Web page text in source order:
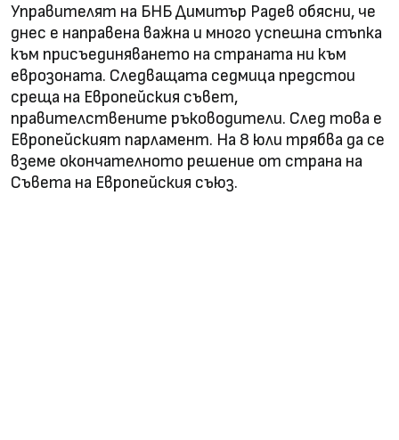
Управителят на БНБ Димитър Радев обясни, че
днес е направена важна и много успешна стъпка
към присъединяването на страната ни към
еврозоната. Следващата седмица предстои
среща на Европейския съвет,
правителствените ръководители. След това е
Европейският парламент. На 8 юли трябва да се
вземе окончателното решение от страна на
Съвета на Европейския съюз.